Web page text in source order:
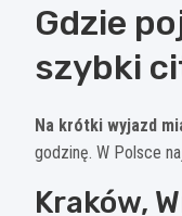
Gdzie
szybki
Na krótki wyjazd
godzinę. W Polsce
Kraków,